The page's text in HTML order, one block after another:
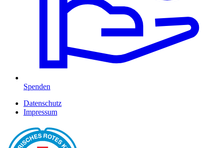
Spenden
Datenschutz
Impressum